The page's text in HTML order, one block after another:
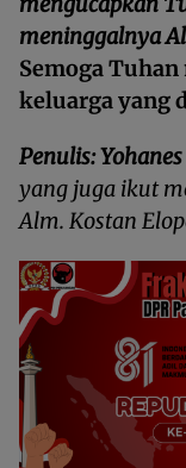
meninggalnya
Semoga
keluarga yang
Penulis:
yang juga ikut
Alm. Kostan